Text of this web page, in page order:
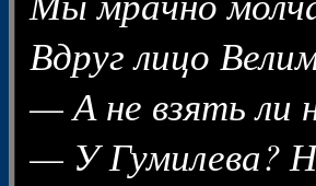
Вдруг лицо
— А не взять ли
— У Гумилева?